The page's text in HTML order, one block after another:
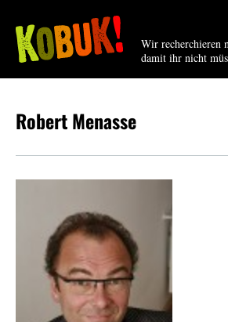
Wir recherchieren
damit ihr nicht
Robert Menasse